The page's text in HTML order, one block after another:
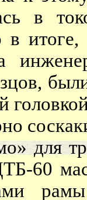
в
итоге,
60